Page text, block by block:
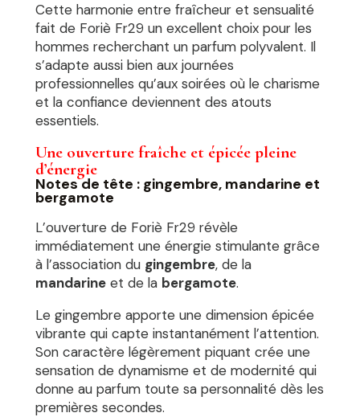
Cette harmonie entre fraîcheur et sensualité
fait de Foriè Fr29 un excellent choix pour les
hommes recherchant un parfum polyvalent. Il
s’adapte aussi bien aux journées
professionnelles qu’aux soirées où le charisme
et la confiance deviennent des atouts
essentiels.
Une ouverture fraîche et épicée pleine
d’énergie
Notes de tête : gingembre, mandarine et
bergamote
L’ouverture de Foriè Fr29 révèle
immédiatement une énergie stimulante grâce
à l’association du gingembre, de la
mandarine et de la bergamote.
Le gingembre apporte une dimension épicée
vibrante qui capte instantanément l’attention.
Son caractère légèrement piquant crée une
sensation de dynamisme et de modernité qui
donne au parfum toute sa personnalité dès les
premières secondes.